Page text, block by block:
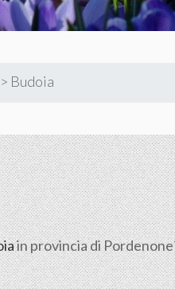
> Budoia
in provincia di